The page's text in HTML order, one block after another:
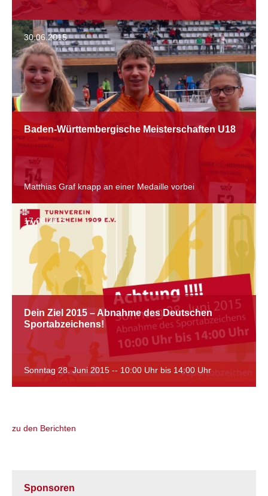
30.06.2015
Baden-Württembergische Meisterschaften U18
Matthias Graf knapp an einer Medaille vorbei
17.06.2015
Dein Ziel 2015 – Abnahme des Deutschen
Sportabzeichens!
Sonntag 28. Juni 2015 -- 10:00 Uhr bis 14:00 Uhr
zu den Berichten
Sponsoren